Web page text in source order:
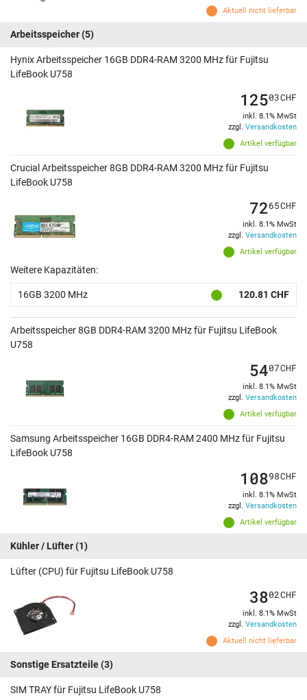
Aktuell nicht lieferbar
Arbeitsspeicher(5)
Hynix Arbeitsspeicher 16GB DDR4-RAM 3200 MHz für Fujitsu
LifeBook U758
Artikel verfügbar
12503CHF
inkl. 8.1% MwSt
zzgl. Versandkosten
Crucial Arbeitsspeicher 8GB DDR4-RAM 3200 MHz für Fujitsu
LifeBook U758
Artikel verfügbar
7265CHF
inkl. 8.1% MwSt
zzgl. Versandkosten
Weitere Kapazitäten:
16GB 3200 MHz 120.81 CHF
Arbeitsspeicher 8GB DDR4-RAM 3200 MHz für Fujitsu LifeBook
U758
Artikel verfügbar
5407CHF
inkl. 8.1% MwSt
zzgl. Versandkosten
Samsung Arbeitsspeicher 16GB DDR4-RAM 2400 MHz für Fujitsu
LifeBook U758
Artikel verfügbar
10898CHF
inkl. 8.1% MwSt
zzgl. Versandkosten
Kühler / Lüfter(1)
Lüfter (CPU) für Fujitsu LifeBook U758
Aktuell nicht lieferbar
3802CHF
inkl. 8.1% MwSt
zzgl. Versandkosten
Sonstige Ersatzteile(3)
SIM TRAY für Fujitsu LifeBook U758